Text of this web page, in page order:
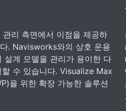
리 측면에서 이점을 제공하
. Navisworks와의 상호 운용
설계 모델을 관리가 용이한 다
수 있습니다. Visualize Max
을 위한 확장 가능한 솔루션